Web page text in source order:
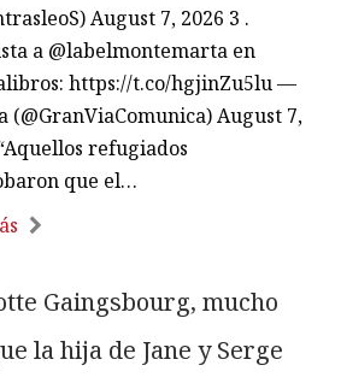
August 7, 2026 3 .
a @labelmontemarta en
https://t.co/hgjinZu5lu —
(@GranViaComunica) August 7,
refugiados
que el…
Gaingsbourg, mucho
la hija de Jane y Serge